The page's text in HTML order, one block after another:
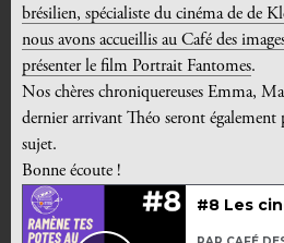
brésilien, spécialiste du cinéma de de
nous avons accueillis au Café des
présenter le film Portrait Fantomes.
Nos chères chroniquereuses Emma,
dernier arrivant Théo seront
sujet.
Bonne écoute !